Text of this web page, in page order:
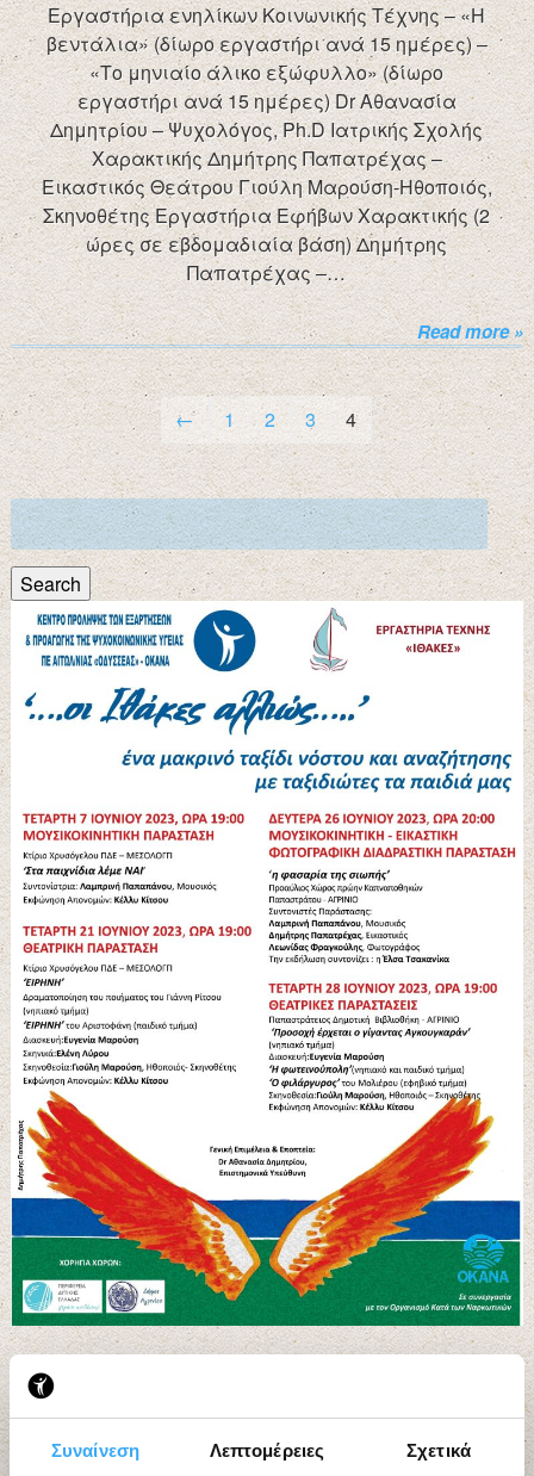
Συναίνεση Λεπτομέρειες Σχετικά
Εργαστήρια ενηλίκων Κοινωνικής Τέχνης – «Η
βεντάλια» (δίωρο εργαστήρι ανά 15 ημέρες) –
«Το μηνιαίο άλικο εξώφυλλο» (δίωρο
εργαστήρι ανά 15 ημέρες) Dr Αθανασία
Δημητρίου – Ψυχολόγος, Ph.D Ιατρικής Σχολής
Χαρακτικής Δημήτρης Παπατρέχας –
Εικαστικός Θεάτρου Γιούλη Μαρούση-Ηθοποιός,
Σκηνοθέτης Εργαστήρια Εφήβων Χαρακτικής (2
ώρες σε εβδομαδιαία βάση) Δημήτρης
Παπατρέχας –…
Read more »
← 1 2 3 4
Search
for:
Search
Εργαστήρια Τέχνης “ΙΘΑΚΕΣ”